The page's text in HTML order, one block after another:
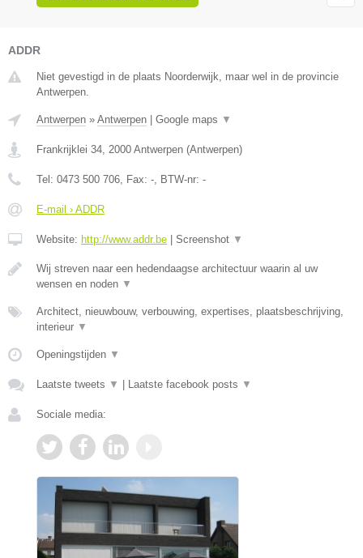
ADDR
Niet gevestigd in de plaats Noorderwijk, maar wel in de provincie
Antwerpen.
Antwerpen » Antwerpen Google maps ▼
Frankrijklei 34 2000 Antwerpen (Antwerpen)
Tel: 0473 500 706 , Fax: - , BTW-nr: -
E-mail › ADDR
Website: http://www.addr.be Screenshot ▼
Wij streven naar een hedendaagse architectuur waarin al uw
wensen en noden ▼
Architect, nieuwbouw, verbouwing, expertises, plaatsbeschrijving,
interieur ▼
Openingstijden ▼
Laatste tweets ▼ Laatste facebook posts ▼
Sociale media: